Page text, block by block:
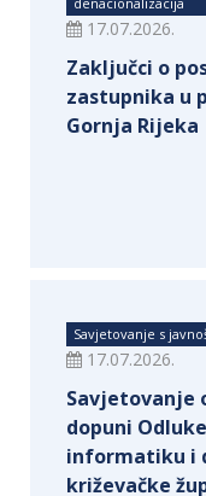
17.07.2026.
Zaključci o
zastupnika u
Gornja Rijeka
Savjetovanje s
17.07.2026.
Savjetovanje
dopuni
informatiku i
križevačke